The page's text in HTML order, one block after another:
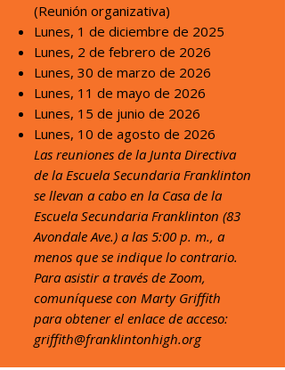
(Reunión organizativa)
Lunes, 1 de diciembre de 2025
Lunes, 2 de febrero de 2026
Lunes, 30 de marzo de 2026
Lunes, 11 de mayo de 2026
Lunes, 15 de junio de 2026
Lunes, 10 de agosto de 2026
Las reuniones de la Junta Directiva
de la Escuela Secundaria Franklinton
se llevan a cabo en la Casa de la
Escuela Secundaria Franklinton (83
Avondale Ave.) a las 5:00 p. m., a
menos que se indique lo contrario.
Para asistir a través de Zoom,
comuníquese con Marty Griffith
para obtener el enlace de acceso:
griffith@franklintonhigh.org